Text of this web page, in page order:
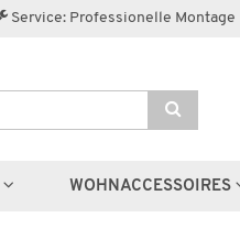
Service: Professionelle Montage
WOHNACCESSOIRES
wurde in den Warenkorb